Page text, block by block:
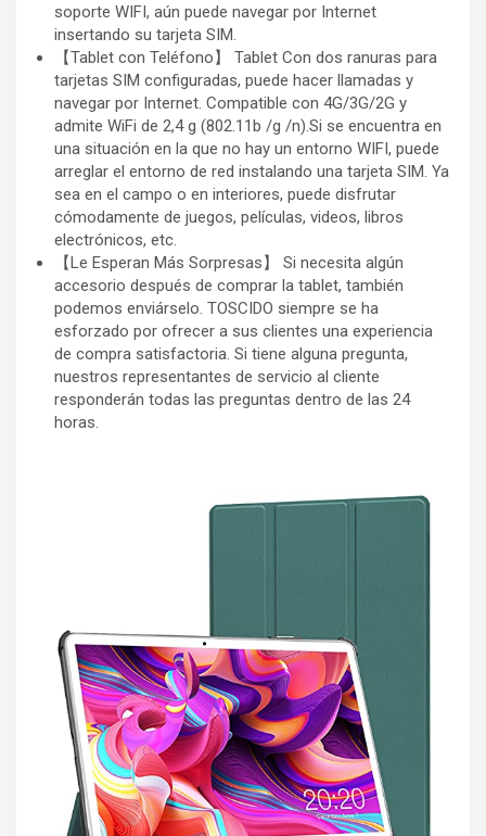
soporte WIFI, aún puede navegar por Internet
insertando su tarjeta SIM.
【Tablet con Teléfono】 Tablet Con dos ranuras para
tarjetas SIM configuradas, puede hacer llamadas y
navegar por Internet. Compatible con 4G/3G/2G y
admite WiFi de 2,4 g (802.11b /g /n).Si se encuentra en
una situación en la que no hay un entorno WIFI, puede
arreglar el entorno de red instalando una tarjeta SIM. Ya
sea en el campo o en interiores, puede disfrutar
cómodamente de juegos, películas, videos, libros
electrónicos, etc.
【Le Esperan Más Sorpresas】 Si necesita algún
accesorio después de comprar la tablet, también
podemos enviárselo. TOSCIDO siempre se ha
esforzado por ofrecer a sus clientes una experiencia
de compra satisfactoria. Si tiene alguna pregunta,
nuestros representantes de servicio al cliente
responderán todas las preguntas dentro de las 24
horas.